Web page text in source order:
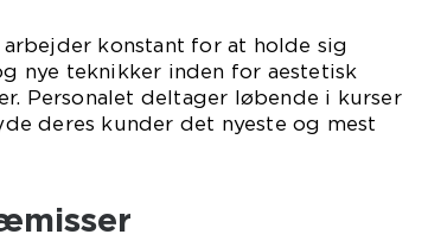
konstant for at holde sig
nye teknikker inden for aestetisk
Personalet deltager løbende i kurser
deres kunder det nyeste og mest